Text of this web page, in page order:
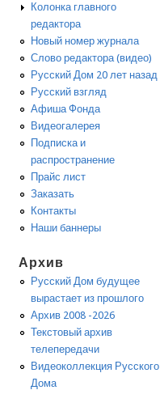
Колонка главного
редактора
Новый номер журнала
Слово редактора (видео)
Русский Дом 20 лет назад
Русский взгляд
Афиша Фонда
Видеогалерея
Подписка и
распространение
Прайс лист
Заказать
Контакты
Наши баннеры
Архив
Русский Дом будущее
вырастает из прошлого
Архив 2008 -2026
Текстовый архив
телепередачи
Видеоколлекция Русского
Дома